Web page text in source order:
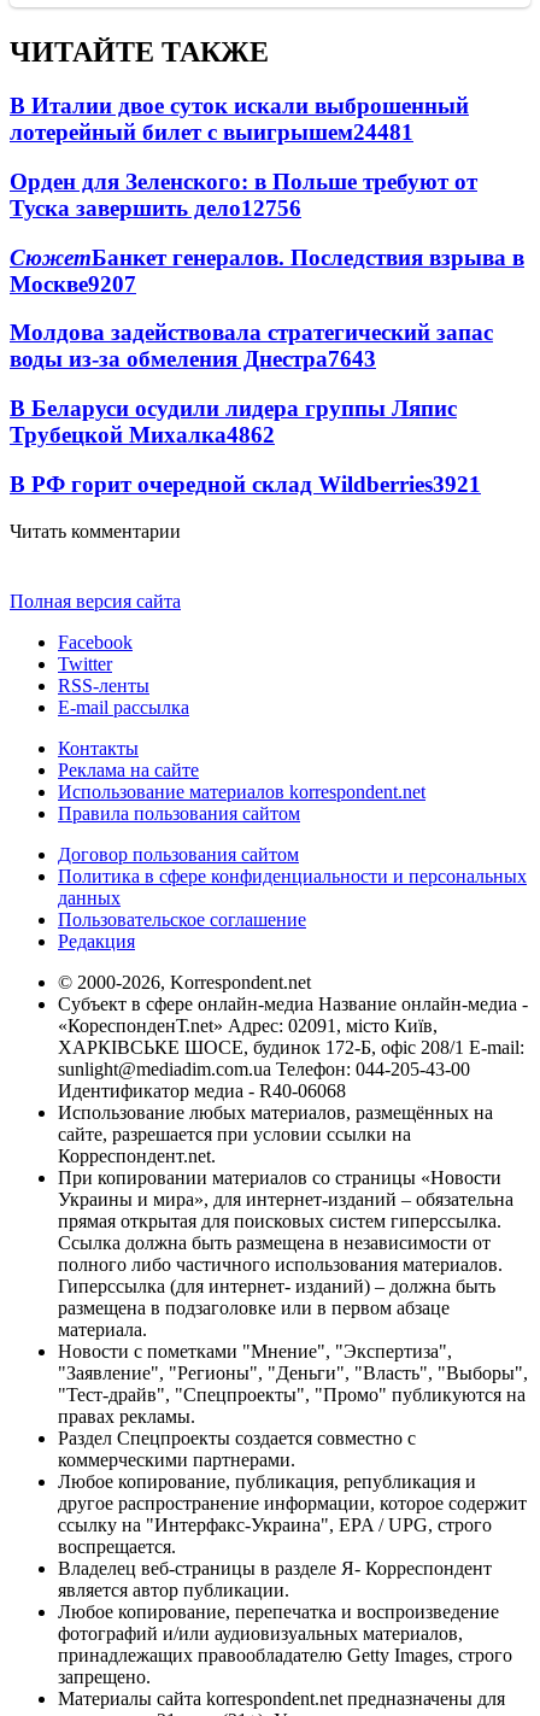
ЧИТАЙТЕ ТАКЖЕ
В Италии двое суток искали выброшенный
лотерейный билет с выигрышем24481
Орден для Зеленского: в Польше требуют от
Туска завершить дело12756
СюжетБанкет генералов. Последствия взрыва в
Москве9207
Молдова задействовала стратегический запас
воды из-за обмеления Днестра7643
В Беларуси осудили лидера группы Ляпис
Трубецкой Михалка4862
В РФ горит очередной склад Wildberries3921
Читать комментарии
Полная версия сайта
Facebook
Twitter
RSS-ленты
E-mail рассылка
Контакты
Реклама на сайте
Использование материалов korrespondent.net
Правила пользования сайтом
Договор пользования сайтом
Политика в сфере конфиденциальности и персональных
данных
Пользовательское соглашение
Редакция
© 2000-2026, Korrespondent.net
Субъект в сфере онлайн-медиа Название онлайн-медиа -
«КореспонденТ.net» Адрес: 02091, місто Київ,
ХАРКІВСЬКЕ ШОСЕ, будинок 172-Б, офіс 208/1 E-mail:
sunlight@mediadim.com.ua Телефон: 044-205-43-00
Идентификатор медиа - R40-06068
Использование любых материалов, размещённых на
сайте, разрешается при условии ссылки на
Корреспондент.net.
При копировании материалов со страницы «Новости
Украины и мира», для интернет-изданий – обязательна
прямая открытая для поисковых систем гиперссылка.
Ссылка должна быть размещена в независимости от
полного либо частичного использования материалов.
Гиперссылка (для интернет- изданий) – должна быть
размещена в подзаголовке или в первом абзаце
материала.
Новости с пометками "Мнение", "Экспертиза",
"Заявление", "Регионы", "Деньги", "Власть", "Выборы",
"Тест-драйв", "Спецпроекты", "Промо" публикуются на
правах рекламы.
Раздел Спецпроекты создается совместно с
коммерческими партнерами.
Любое копирование, публикация, републикация и
другое распространение информации, которое содержит
ссылку на "Интерфакс-Украина", EPA / UPG, строго
воспрещается.
Владелец веб-страницы в разделе Я- Корреспондент
является автор публикации.
Любое копирование, перепечатка и воспроизведение
фотографий и/или аудиовизуальных материалов,
принадлежащих правообладателю Getty Images, строго
запрещено.
Материалы сайта korrespondent.net предназначены для